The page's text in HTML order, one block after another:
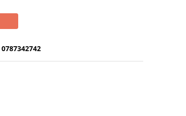
0787342742